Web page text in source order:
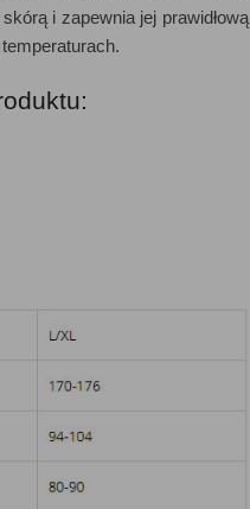
i zapewnia jej prawidłową